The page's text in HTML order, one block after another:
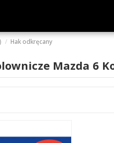
Hak odkręcany
Mazda 6